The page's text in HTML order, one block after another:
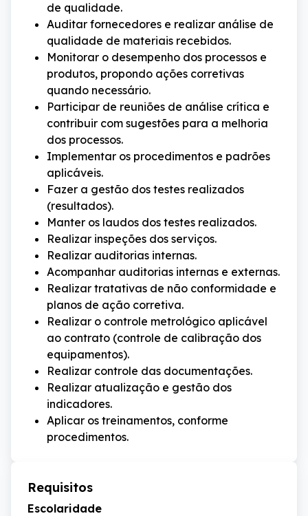
de qualidade.
Auditar fornecedores e realizar análise de
qualidade de materiais recebidos.
Monitorar o desempenho dos processos e
produtos, propondo ações corretivas
quando necessário.
Participar de reuniões de análise crítica e
contribuir com sugestões para a melhoria
dos processos.
Implementar os procedimentos e padrões
aplicáveis.
Fazer a gestão dos testes realizados
(resultados).
Manter os laudos dos testes realizados.
Realizar inspeções dos serviços.
Realizar auditorias internas.
Acompanhar auditorias internas e externas.
Realizar tratativas de não conformidade e
planos de ação corretiva.
Realizar o controle metrológico aplicável
ao contrato (controle de calibração dos
equipamentos).
Realizar controle das documentações.
Realizar atualização e gestão dos
indicadores.
Aplicar os treinamentos, conforme
procedimentos.
Requisitos
Escolaridade